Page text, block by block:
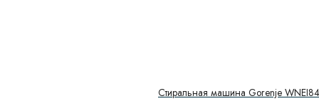
Стиральная машина Gorenje